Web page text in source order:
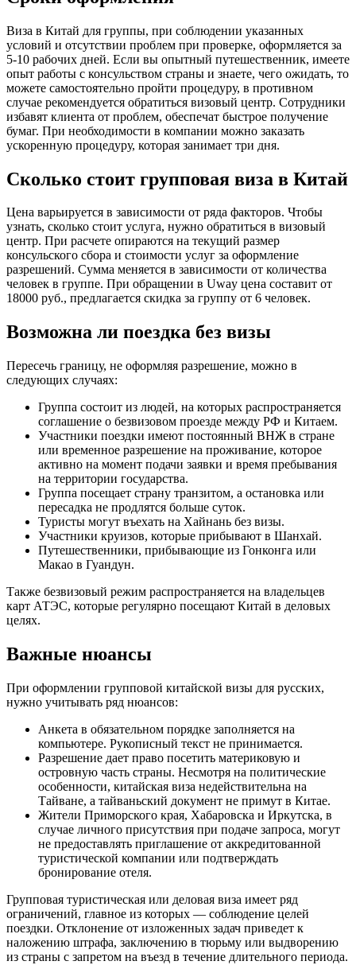
Виза в Китай для группы, при соблюдении указанных
условий и отсутствии проблем при проверке, оформляется за
5-10 рабочих дней. Если вы опытный путешественник, имеете
опыт работы с консульством страны и знаете, чего ожидать, то
можете самостоятельно пройти процедуру, в противном
случае рекомендуется обратиться визовый центр. Сотрудники
избавят клиента от проблем, обеспечат быстрое получение
бумаг. При необходимости в компании можно заказать
ускоренную процедуру, которая занимает три дня.
Сколько стоит групповая виза в Китай
Цена варьируется в зависимости от ряда факторов. Чтобы
узнать, сколько стоит услуга, нужно обратиться в визовый
центр. При расчете опираются на текущий размер
консульского сбора и стоимости услуг за оформление
разрешений. Сумма меняется в зависимости от количества
человек в группе. При обращении в Uway цена составит от
18000 руб., предлагается скидка за группу от 6 человек.
Возможна ли поездка без визы
Пересечь границу, не оформляя разрешение, можно в
следующих случаях:
Группа состоит из людей, на которых распространяется
соглашение о безвизовом проезде между РФ и Китаем.
Участники поездки имеют постоянный ВНЖ в стране
или временное разрешение на проживание, которое
активно на момент подачи заявки и время пребывания
на территории государства.
Группа посещает страну транзитом, а остановка или
пересадка не продлятся больше суток.
Туристы могут въехать на Хайнань без визы.
Участники круизов, которые прибывают в Шанхай.
Путешественники, прибывающие из Гонконга или
Макао в Гуандун.
Также безвизовый режим распространяется на владельцев
карт АТЭС, которые регулярно посещают Китай в деловых
целях.
Важные нюансы
При оформлении групповой китайской визы для русских,
нужно учитывать ряд нюансов:
Анкета в обязательном порядке заполняется на
компьютере. Рукописный текст не принимается.
Разрешение дает право посетить материковую и
островную часть страны. Несмотря на политические
особенности, китайская виза недействительна на
Тайване, а тайваньский документ не примут в Китае.
Жители Приморского края, Хабаровска и Иркутска, в
случае личного присутствия при подаче запроса, могут
не предоставлять приглашение от аккредитованной
туристической компании или подтверждать
бронирование отеля.
Групповая туристическая или деловая виза имеет ряд
ограничений, главное из которых — соблюдение целей
поездки. Отклонение от изложенных задач приведет к
наложению штрафа, заключению в тюрьму или выдворению
из страны с запретом на въезд в течение длительного периода.